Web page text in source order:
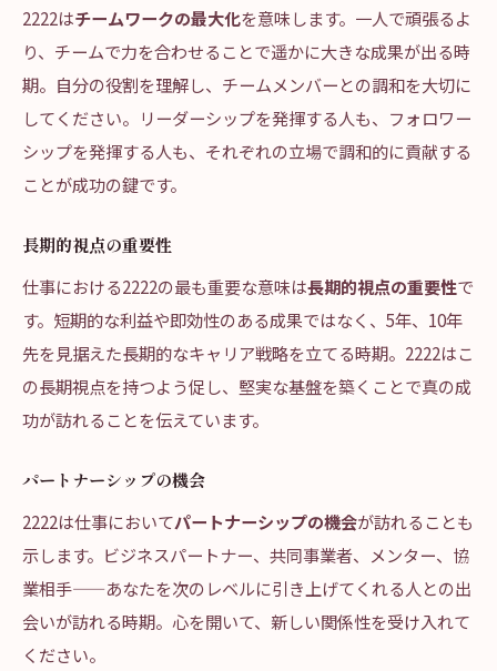
2222はチームワークの最大化を意味します。一人で頑張るよ
り、チームで力を合わせることで遥かに大きな成果が出る時
期。自分の役割を理解し、チームメンバーとの調和を大切に
してください。リーダーシップを発揮する人も、フォロワー
シップを発揮する人も、それぞれの立場で調和的に貢献する
ことが成功の鍵です。
長期的視点の重要性
仕事における2222の最も重要な意味は長期的視点の重要性で
す。短期的な利益や即効性のある成果ではなく、5年、10年
先を見据えた長期的なキャリア戦略を立てる時期。2222はこ
の長期視点を持つよう促し、堅実な基盤を築くことで真の成
功が訪れることを伝えています。
パートナーシップの機会
2222は仕事においてパートナーシップの機会が訪れることも
示します。ビジネスパートナー、共同事業者、メンター、協
業相手——あなたを次のレベルに引き上げてくれる人との出
会いが訪れる時期。心を開いて、新しい関係性を受け入れて
ください。